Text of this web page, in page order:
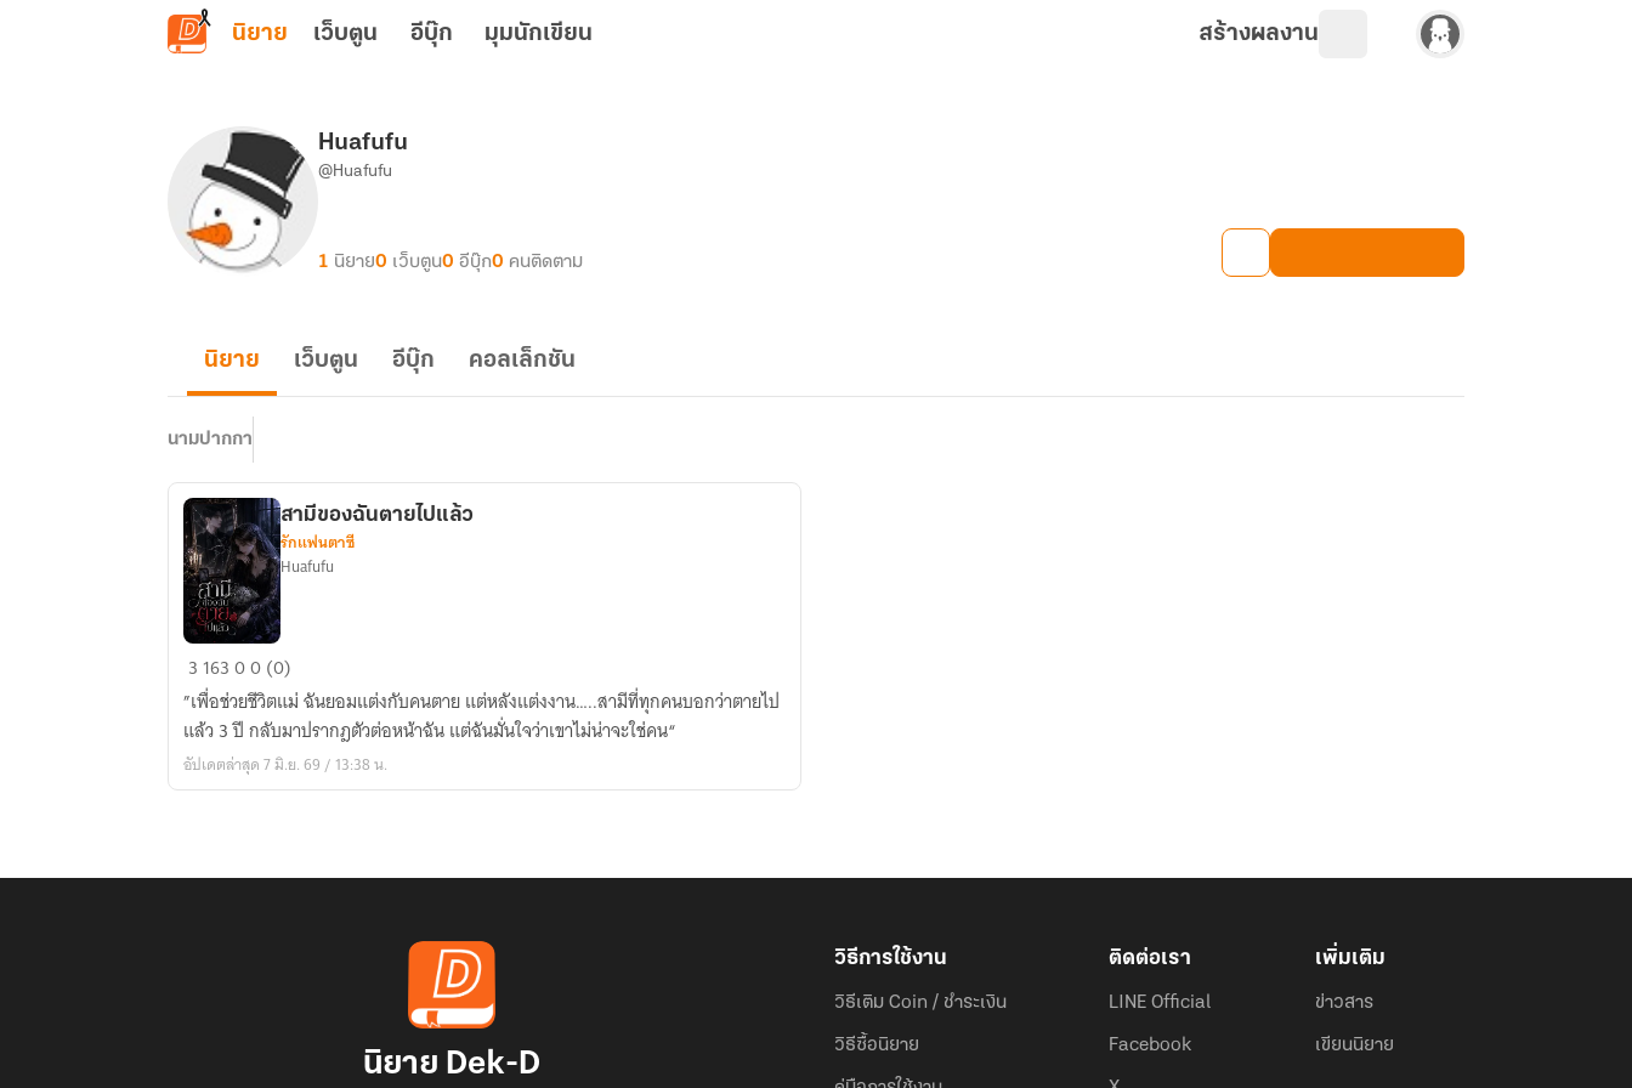
ข้ามไปยังเนื้อหาหลัก
นิยาย เว็บตูน อีบุ๊ก มุมนักเขียน สร้างผลงาน
Huafufu
@Huafufu
1 นิยาย0 เว็บตูน0 อีบุ๊ก0 คนติดตาม
นิยาย เว็บตูน อีบุ๊ก คอลเล็กชัน
นามปากกา
สามี
ของ
ฉัน
ตาย
ไป
สามีของฉันตายไปแล้ว
รักแฟนตาซี
Huafufu
3 16300 (0)
”เพื่อช่วยชีวิตแม่ ฉันยอมแต่งกับคนตาย แต่หลังแต่งงาน…..สามีที่ทุกคนบอกว่าตายไป
แล้ว 3 ปี กลับมาปรากฎตัวต่อหน้าฉัน แต่ฉันมั่นใจว่าเขาไม่น่าจะใช่คน“
อัปเดตล่าสุด 7 มิ.ย. 69 / 13:38 น.
นิยาย Dek-D
วิธีการใช้งาน
วิธีเติม Coin / ชำระเงิน
วิธีซื้อนิยาย
ติดต่อเรา
LINE Official
Facebook
เพิ่มเติม
ข่าวสาร
เขียนนิยาย